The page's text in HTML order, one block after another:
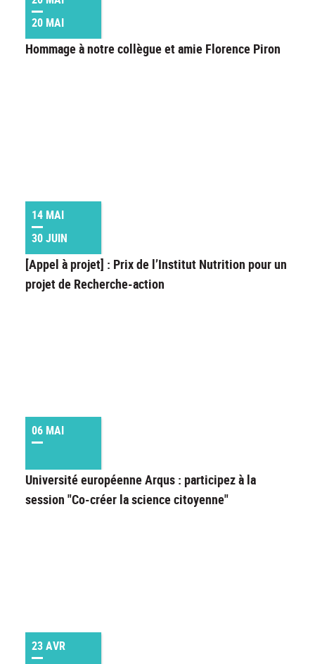
20 MAI
Hommage à notre collègue et amie Florence Piron
14 MAI
30 JUIN
[Appel à projet] : Prix de l’Institut Nutrition pour un
projet de Recherche-action
06 MAI
Université européenne Arqus : participez à la
session "Co-créer la science citoyenne"
23 AVR